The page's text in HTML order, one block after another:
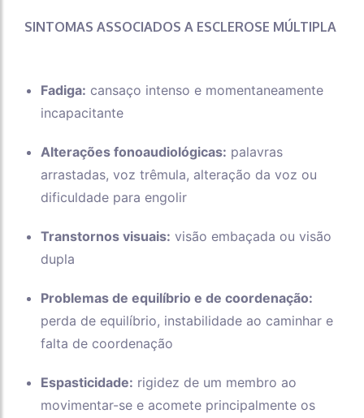
SINTOMAS ASSOCIADOS A ESCLEROSE MÚLTIPLA
Fadiga: cansaço intenso e momentaneamente
incapacitante
Alterações fonoaudiológicas: palavras
arrastadas, voz trêmula, alteração da voz ou
dificuldade para engolir
Transtornos visuais: visão embaçada ou visão
dupla
Problemas de equilíbrio e de coordenação:
perda de equilíbrio, instabilidade ao caminhar e
falta de coordenação
Espasticidade: rigidez de um membro ao
movimentar-se e acomete principalmente os